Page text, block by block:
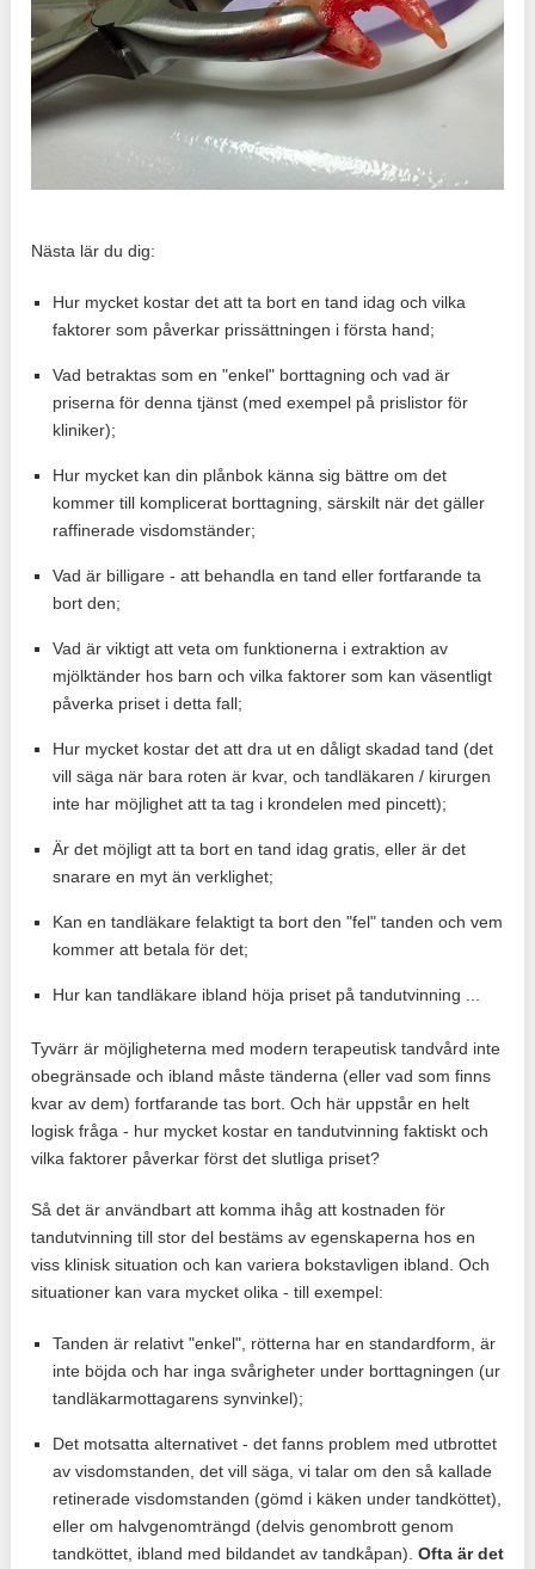
Nästa lär du dig:
Hur mycket kostar det att ta bort en tand idag och vilka
faktorer som påverkar prissättningen i första hand;
Vad betraktas som en "enkel" borttagning och vad är
priserna för denna tjänst (med exempel på prislistor för
kliniker);
Hur mycket kan din plånbok känna sig bättre om det
kommer till komplicerat borttagning, särskilt när det gäller
raffinerade visdomständer;
Vad är billigare - att behandla en tand eller fortfarande ta
bort den;
Vad är viktigt att veta om funktionerna i extraktion av
mjölktänder hos barn och vilka faktorer som kan väsentligt
påverka priset i detta fall;
Hur mycket kostar det att dra ut en dåligt skadad tand (det
vill säga när bara roten är kvar, och tandläkaren / kirurgen
inte har möjlighet att ta tag i krondelen med pincett);
Är det möjligt att ta bort en tand idag gratis, eller är det
snarare en myt än verklighet;
Kan en tandläkare felaktigt ta bort den "fel" tanden och vem
kommer att betala för det;
Hur kan tandläkare ibland höja priset på tandutvinning ...
Tyvärr är möjligheterna med modern terapeutisk tandvård inte
obegränsade och ibland måste tänderna (eller vad som finns
kvar av dem) fortfarande tas bort. Och här uppstår en helt
logisk fråga - hur mycket kostar en tandutvinning faktiskt och
vilka faktorer påverkar först det slutliga priset?
Så det är användbart att komma ihåg att kostnaden för
tandutvinning till stor del bestäms av egenskaperna hos en
viss klinisk situation och kan variera bokstavligen ibland. Och
situationer kan vara mycket olika - till exempel:
Tanden är relativt "enkel", rötterna har en standardform, är
inte böjda och har inga svårigheter under borttagningen (ur
tandläkarmottagarens synvinkel);
Det motsatta alternativet - det fanns problem med utbrottet
av visdomstanden, det vill säga, vi talar om den så kallade
retinerade visdomstanden (gömd i käken under tandköttet),
eller om halvgenomträngd (delvis genombrott genom
tandköttet, ibland med bildandet av tandkåpan).Ofta är det